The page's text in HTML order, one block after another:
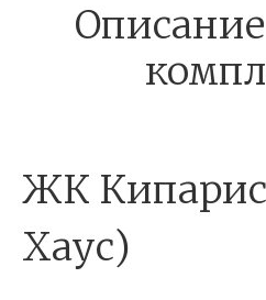
ЖК
Хаус)